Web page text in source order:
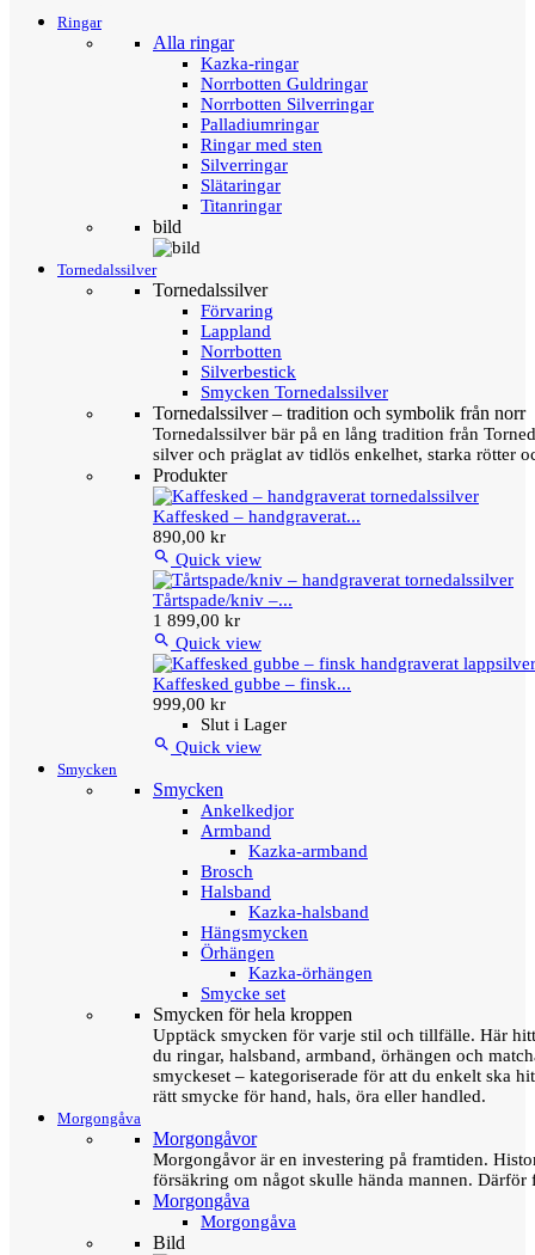
Ringar
Alla ringar
Kazka-ringar
Norrbotten Guldringar
Norrbotten Silverringar
Palladiumringar
Ringar med sten
Silverringar
Slätaringar
Titanringar
bild
Tornedalssilver
Tornedalssilver
Förvaring
Lappland
Norrbotten
Silverbestick
Smycken Tornedalssilver
Tornedalssilver – tradition och symbolik från norr
Tornedalssilver bär på en lång tradition från
silver och präglat av tidlös enkelhet, starka rötter
Produkter
Kaffesked – handgraverat...
890,00 kr
 Quick view
Tårtspade/kniv –...
1 899,00 kr
 Quick view
Kaffesked gubbe – finsk...
999,00 kr
Slut i Lager
 Quick view
Smycken
Smycken
Ankelkedjor
Armband
Kazka-armband
Brosch
Halsband
Kazka-halsband
Hängsmycken
Örhängen
Kazka-örhängen
Smycke set
Smycken för hela kroppen
Upptäck smycken för varje stil och tillfälle. Här
du ringar, halsband, armband, örhängen och
smyckeset – kategoriserade för att du enkelt ska
rätt smycke för hand, hals, öra eller handled.
Morgongåva
Morgongåvor
Morgongåvor är en investering på framtiden.
försäkring om något skulle hända mannen.
Morgongåva
Morgongåva
Bild